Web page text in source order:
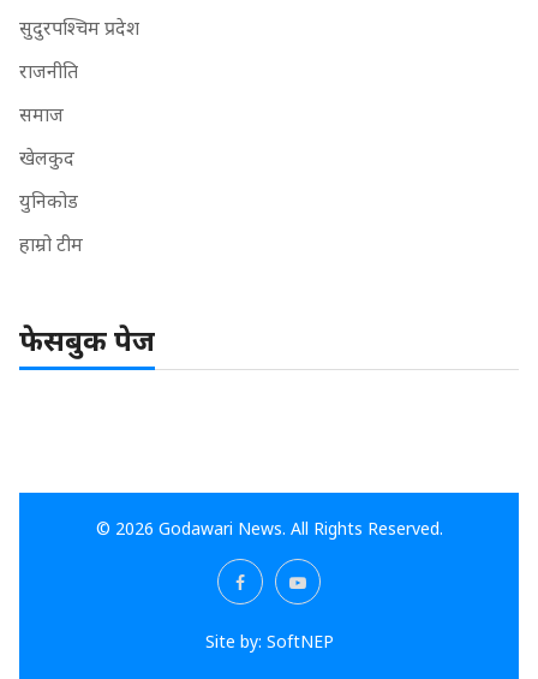
सुदुरपश्चिम प्रदेश
राजनीति
समाज
खेलकुद
युनिकोड
हाम्रो टीम
फेसबुक पेज
© 2026 Godawari News. All Rights Reserved.
Site by: SoftNEP